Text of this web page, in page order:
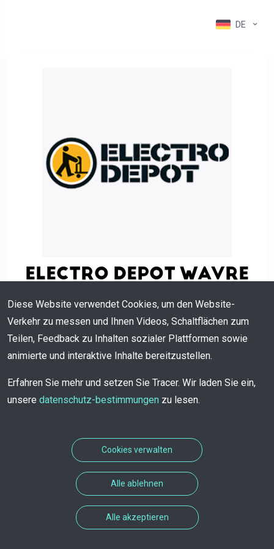
DE
ELECTRO DEPOT WAVRE
Kein Angebot vorhanden
Terminlösung entwickelt von
Diese Website verwendet Cookies, um den Website-
Verkehr zu messen und Ihnen Videos, Schaltflächen zum
Teilen, Feedback zu Inhalten sozialer Plattformen sowie
animierte und interaktive Inhalte bereitzustellen.
Erfahren Sie mehr und setzen Sie Tracer. Wir laden Sie ein,
unsere datenschutz-bestimmungen zu lesen.
Cookies verwalten
Alle ablehnen
Alle akzeptieren